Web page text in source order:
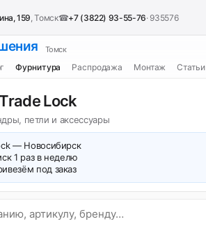
159 , Томск☎+7 (3822) 93-55-76· 935576
Томск
Фурнитура Распродажа Монтаж Статьи
Lock
петли и аксессуары
— Новосибирск
1 раз в неделю
под заказ